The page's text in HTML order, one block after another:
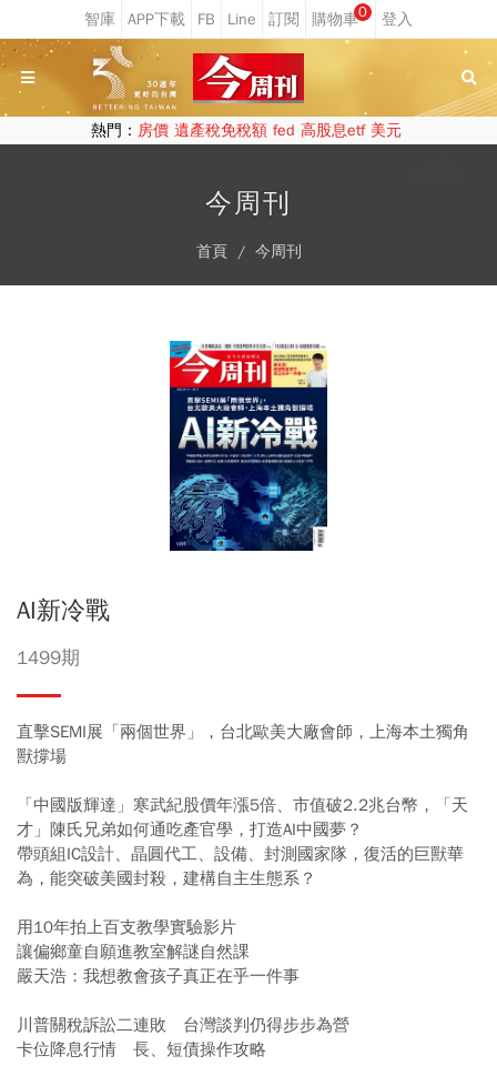
0
熱門： 房價 遺產稅免稅額 fed 高股息etf 美元
今周刊
首頁 今周刊
AI新冷戰
1499期
直擊SEMI展「兩個世界」，台北歐美大廠會師，上海本土獨角
獸撐場
「中國版輝達」寒武紀股價年漲5倍、市值破2.2兆台幣，「天
才」陳氏兄弟如何通吃產官學，打造AI中國夢？
帶頭組IC設計、晶圓代工、設備、封測國家隊，復活的巨獸華
為，能突破美國封殺，建構自主生態系？
用10年拍上百支教學實驗影片
讓偏鄉童自願進教室解謎自然課
嚴天浩：我想教會孩子真正在乎一件事
川普關稅訴訟二連敗 台灣談判仍得步步為營
卡位降息行情 長、短債操作攻略